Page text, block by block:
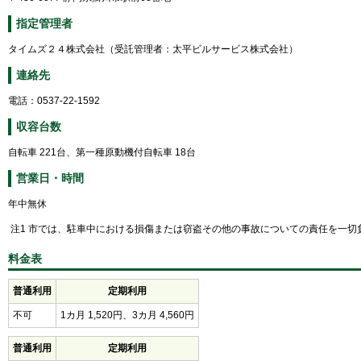
指定管理者
タイムズ２４株式会社（受託管理者：太平ビルサービス株式会社）
連絡先
電話：0537‐22‐1592
収容台数
自転車 221台、第一種原動機付自転車 18台
営業日・時間
年中無休
注1 市では、駐車中における損傷または窃盗その他の事故についての責任を一切
料金表
普通利用 定期利用
不可 1カ月 1,520円、3カ月 4,560円
普通利用 定期利用